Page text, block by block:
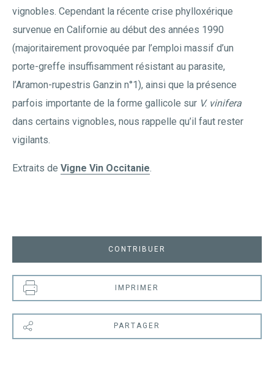
vignobles. Cependant la récente crise phylloxérique
survenue en Californie au début des années 1990
(majoritairement provoquée par l’emploi massif d’un
porte-greffe insuffisamment résistant au parasite,
l’Aramon-rupestris Ganzin n°1), ainsi que la présence
parfois importante de la forme gallicole sur V. vinifera
dans certains vignobles, nous rappelle qu’il faut rester
vigilants.
Extraits de Vigne Vin Occitanie.
CONTRIBUER
IMPRIMER
PARTAGER